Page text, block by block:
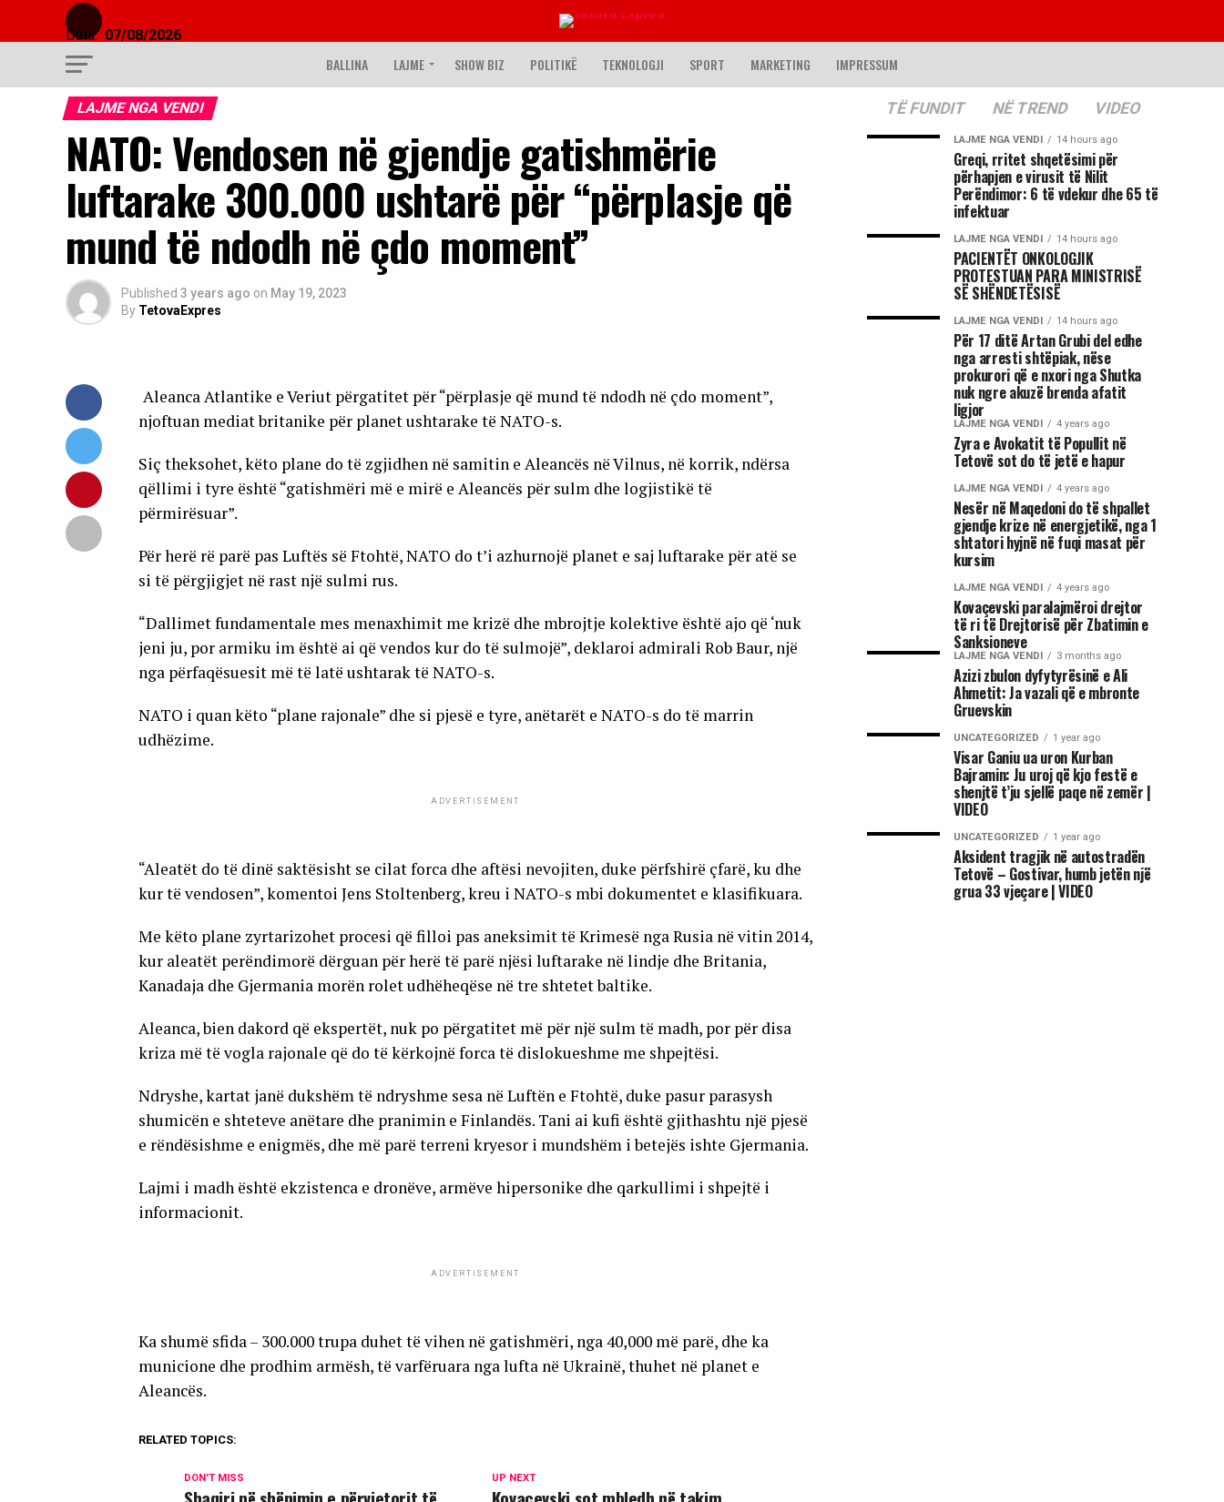
Data: 07/08/2026
BALLINA LAJME SHOW BIZ POLITIKË TEKNOLOGJI SPORT MARKETING IMPRESSUM
LAJME NGA VENDI
NATO: Vendosen në gjendje gatishmërie
luftarake 300.000 ushtarë për “përplasje që
mund të ndodh në çdo moment”
Published 3 years ago on May 19, 2023
By TetovaExpres
Aleanca Atlantike e Veriut përgatitet për “përplasje që mund të ndodh në çdo moment”,
njoftuan mediat britanike për planet ushtarake të NATO-s.
Siç theksohet, këto plane do të zgjidhen në samitin e Aleancës në Vilnus, në korrik, ndërsa
qëllimi i tyre është “gatishmëri më e mirë e Aleancës për sulm dhe logjistikë të
përmirësuar”.
Për herë rë parë pas Luftës së Ftohtë, NATO do t’i azhurnojë planet e saj luftarake për atë se
si të përgjigjet në rast një sulmi rus.
“Dallimet fundamentale mes menaxhimit me krizë dhe mbrojtje kolektive është ajo që ‘nuk
jeni ju, por armiku im është ai që vendos kur do të sulmojë”, deklaroi admirali Rob Baur, një
nga përfaqësuesit më të latë ushtarak të NATO-s.
NATO i quan këto “plane rajonale” dhe si pjesë e tyre, anëtarët e NATO-s do të marrin
udhëzime.
ADVERTISEMENT
“Aleatët do të dinë saktësisht se cilat forca dhe aftësi nevojiten, duke përfshirë çfarë, ku dhe
kur të vendosen”, komentoi Jens Stoltenberg, kreu i NATO-s mbi dokumentet e klasifikuara.
Me këto plane zyrtarizohet procesi që filloi pas aneksimit të Krimesë nga Rusia në vitin 2014,
kur aleatët perëndimorë dërguan për herë të parë njësi luftarake në lindje dhe Britania,
Kanadaja dhe Gjermania morën rolet udhëheqëse në tre shtetet baltike.
Aleanca, bien dakord që ekspertët, nuk po përgatitet më për një sulm të madh, por për disa
kriza më të vogla rajonale që do të kërkojnë forca të dislokueshme me shpejtësi.
Ndryshe, kartat janë dukshëm të ndryshme sesa në Luftën e Ftohtë, duke pasur parasysh
shumicën e shteteve anëtare dhe pranimin e Finlandës. Tani ai kufi është gjithashtu një pjesë
e rëndësishme e enigmës, dhe më parë terreni kryesor i mundshëm i betejës ishte Gjermania.
Lajmi i madh është ekzistenca e dronëve, armëve hipersonike dhe qarkullimi i shpejtë i
informacionit.
ADVERTISEMENT
Ka shumë sfida – 300.000 trupa duhet të vihen në gatishmëri, nga 40,000 më parë, dhe ka
municione dhe prodhim armësh, të varfëruara nga lufta në Ukrainë, thuhet në planet e
Aleancës.
RELATED TOPICS:
UP NEXT
DON'T MISS
TË FUNDIT NË TREND VIDEO
LAJME NGA VENDI 14 hours ago
Greqi, rritet shqetësimi për
përhapjen e virusit të Nilit
Perëndimor: 6 të vdekur dhe 65 të
infektuar
LAJME NGA VENDI 14 hours ago
PACIENTËT ONKOLOGJIK
PROTESTUAN PARA MINISTRISË
SË SHËNDETËSISË
LAJME NGA VENDI 14 hours ago
Për 17 ditë Artan Grubi del edhe
nga arresti shtëpiak, nëse
prokurori që e nxori nga Shutka
nuk ngre akuzë brenda afatit
ligjor
LAJME NGA VENDI 4 years ago
Zyra e Avokatit të Popullit në
Tetovë sot do të jetë e hapur
LAJME NGA VENDI 4 years ago
Nesër në Maqedoni do të shpallet
gjendje krize në energjetikë, nga 1
shtatori hyjnë në fuqi masat për
kursim
LAJME NGA VENDI 4 years ago
Kovaçevski paralajmëroi drejtor
të ri të Drejtorisë për Zbatimin e
Sanksioneve
LAJME NGA VENDI 3 months ago
Azizi zbulon dyfytyrësinë e Ali
Ahmetit: Ja vazali që e mbronte
Gruevskin
UNCATEGORIZED 1 year ago
Visar Ganiu ua uron Kurban
Bajramin: Ju uroj që kjo festë e
shenjtë t’ju sjellë paqe në zemër |
VIDEO
UNCATEGORIZED 1 year ago
Aksident tragjik në autostradën
Tetovë – Gostivar, humb jetën një
grua 33 vjeçare | VIDEO